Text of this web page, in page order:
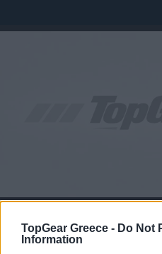
TopGear Greece - Do Not
Information
Ουγγαρία: Τι αλλάζει